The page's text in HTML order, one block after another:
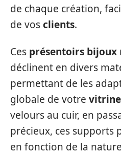
de chaque création,
de vosclients.
Ces présentoirs bijoux
déclinent en divers
permettant de les
globale de votre
velours au cuir, en
précieux, ces supports
en fonction de la